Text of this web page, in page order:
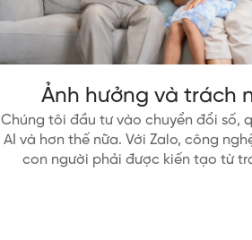
Ảnh hưởng và trách
Chúng tôi đầu tư vào chuyển đổi số,
AI và hơn thế nữa. Với Zalo, công
con người phải được kiến tạo từ